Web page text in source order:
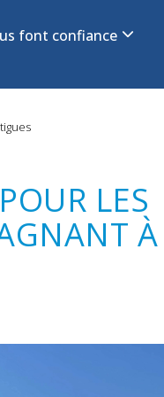
font confiance
LES
À